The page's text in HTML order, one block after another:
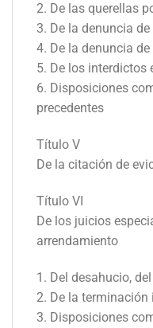
2. De las querellas
3. De la denuncia
4. De la denuncia
5. De los interdictos
6. Disposiciones
precedentes
Título V
De la citación de
Título VI
De los juicios
arrendamiento
1. Del desahucio,
2. De la
3. Disposiciones